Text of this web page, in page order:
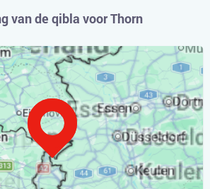
van de qibla voor Thorn